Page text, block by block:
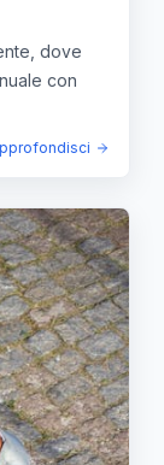
dove
con